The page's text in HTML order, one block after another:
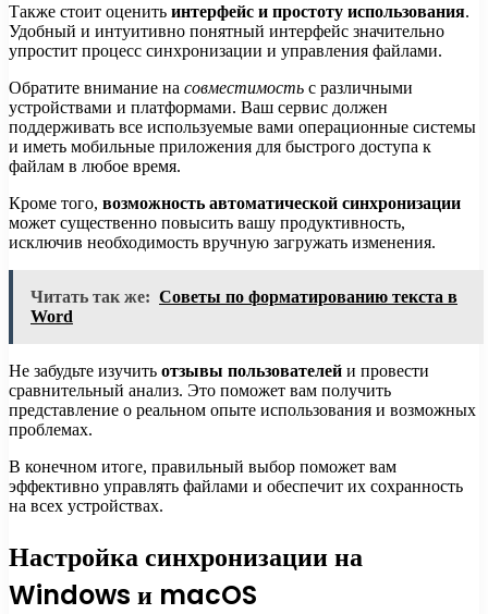
Также стоит оценить интерфейс и простоту использования.
Удобный и интуитивно понятный интерфейс значительно
упростит процесс синхронизации и управления файлами.
Обратите внимание на совместимость с различными
устройствами и платформами. Ваш сервис должен
поддерживать все используемые вами операционные системы
и иметь мобильные приложения для быстрого доступа к
файлам в любое время.
Кроме того, возможность автоматической синхронизации
может существенно повысить вашу продуктивность,
исключив необходимость вручную загружать изменения.
Читать так же: Советы по форматированию текста в
Word
Не забудьте изучить отзывы пользователей и провести
сравнительный анализ. Это поможет вам получить
представление о реальном опыте использования и возможных
проблемах.
В конечном итоге, правильный выбор поможет вам
эффективно управлять файлами и обеспечит их сохранность
на всех устройствах.
Настройка синхронизации на
Windows и macOS